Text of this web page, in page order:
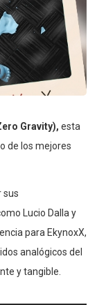
Gravity), esta
de los mejores
sus
Lucio Dalla y
para EkynoxX,
analógicos del
y tangible.